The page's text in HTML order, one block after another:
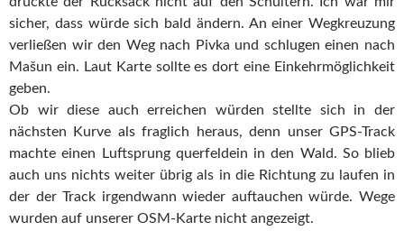
sicher, dass würde sich bald ändern. An einer Wegkreuzung
verließen wir den Weg nach Pivka und schlugen einen nach
Mašun ein. Laut Karte sollte es dort eine Einkehrmöglichkeit
geben.
Ob wir diese auch erreichen würden stellte sich in der
nächsten Kurve als fraglich heraus, denn unser GPS-Track
machte einen Luftsprung querfeldein in den Wald. So blieb
auch uns nichts weiter übrig als in die Richtung zu laufen in
der der Track irgendwann wieder auftauchen würde. Wege
wurden auf unserer OSM-Karte nicht angezeigt.